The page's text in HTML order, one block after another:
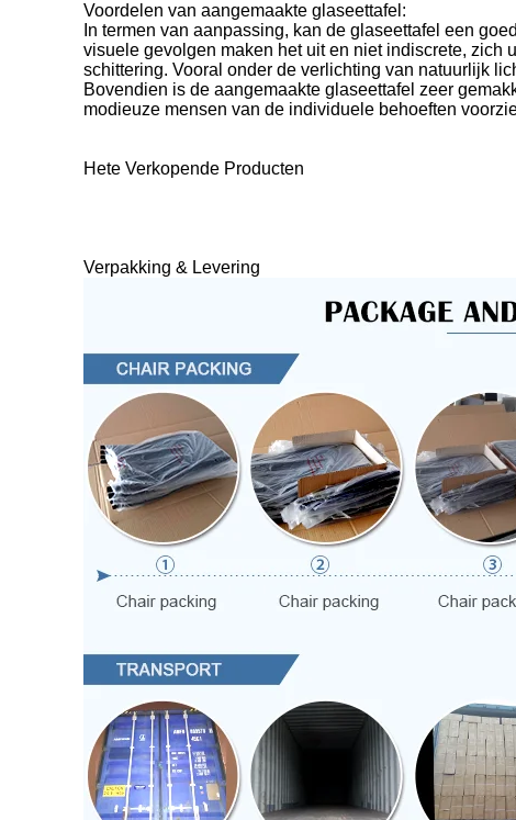
Voordelen van aangemaakte glaseettafel:
In termen van aanpassing, kan de glaseettafel een
visuele gevolgen maken het uit en niet indiscrete, zich
schittering. Vooral onder de verlichting van natuurlijk
Bovendien is de aangemaakte glaseettafel zeer
modieuze mensen van de individuele behoeften
Hete Verkopende Producten
Verpakking & Levering